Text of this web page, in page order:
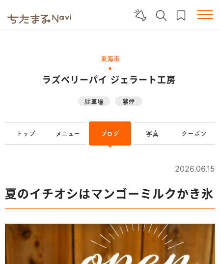
東海市
ラズベリーパイ ジェラート工房
駐車場 禁煙
トップ メニュー ブログ 写真 クーポン
2026.06.15
夏のイチオシはマンゴーミルクかき氷